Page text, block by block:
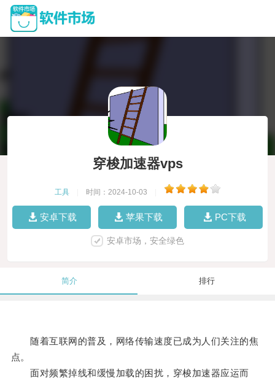
穿梭加速器vps
工具 时间：2024-10-03
安卓下载 苹果下载 PC下载
安卓市场，安全绿色
简介 排行
随着互联网的普及，网络传输速度已成为人们关注的焦
点。
面对频繁掉线和缓慢加载的困扰，穿梭加速器应运而